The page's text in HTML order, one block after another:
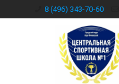
8 (496) 343-70-60